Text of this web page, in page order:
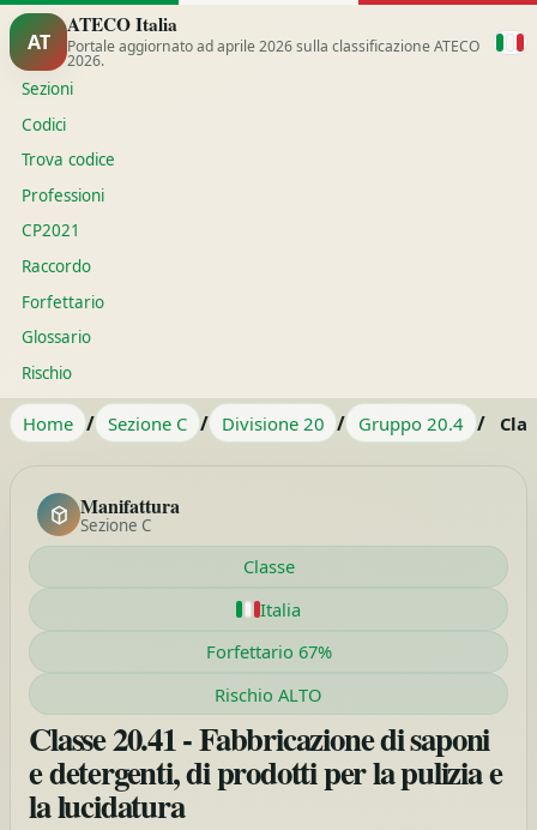
AT
ATECO Italia
Portale aggiornato ad aprile 2026 sulla classificazione ATECO
2026.
Sezioni
Codici
Trova codice
Professioni
CP2021
Raccordo
Forfettario
Glossario
Rischio
Home / Sezione C / Divisione 20 / Gruppo 20.4 /
Manifattura
Sezione C
Classe
Italia
Forfettario 67%
Rischio ALTO
Classe 20.41 - Fabbricazione di saponi
e detergenti, di prodotti per la pulizia e
la lucidatura